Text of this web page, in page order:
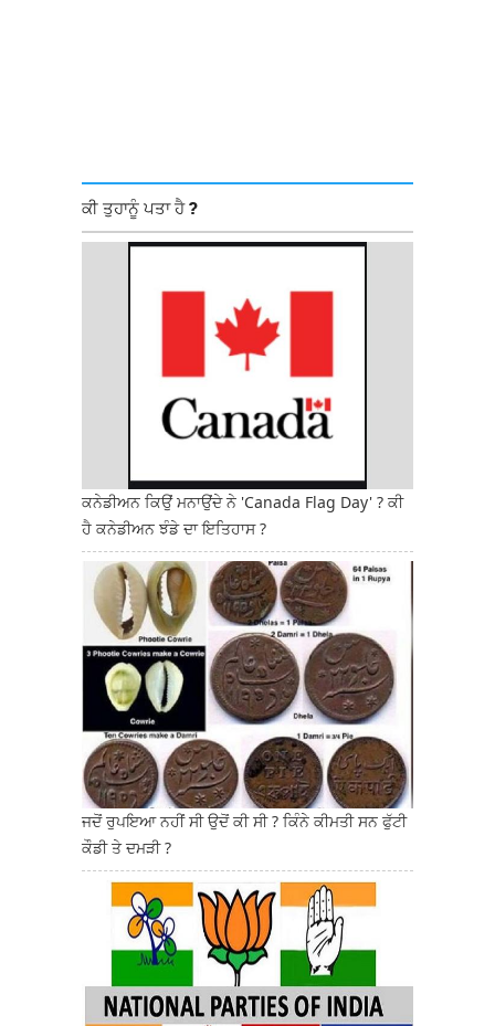
ਕੀ ਤੁਹਾਨੂੰ ਪਤਾ ਹੈ ?
ਕਨੇਡੀਅਨ ਕਿਉਂ ਮਨਾਉਂਦੇ ਨੇ 'Canada Flag Day' ? ਕੀ
ਹੈ ਕਨੇਡੀਅਨ ਝੰਡੇ ਦਾ ਇਤਿਹਾਸ ?
ਜਦੋਂ ਰੁਪਇਆ ਨਹੀਂ ਸੀ ਉਦੋਂ ਕੀ ਸੀ ? ਕਿੰਨੇ ਕੀਮਤੀ ਸਨ ਫੁੱਟੀ
ਕੌਡੀ ਤੇ ਦਮੜੀ ?